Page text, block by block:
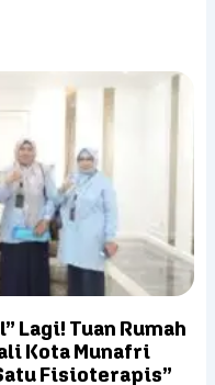
Lagi! Tuan Rumah
Kota Munafri
Fisioterapis”